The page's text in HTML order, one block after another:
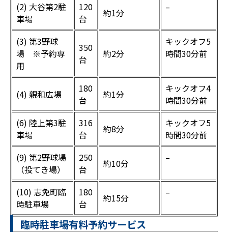
(2) 大谷第2駐
車場
120
台
約1分 –
(3) 第3野球
場 ※予約専
用
350
台
約2分
キックオフ5
時間30分前
(4) 親和広場
180
台
約1分
キックオフ4
時間30分前
(6) 陸上第3駐
車場
316
台
約8分
キックオフ5
時間30分前
(9) 第2野球場
（投てき場）
250
台
約10分 –
(10) 志免町臨
時駐車場
180
台
約15分 –
臨時駐車場有料予約サービス